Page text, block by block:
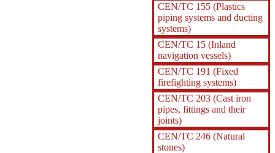
CEN/TC 155 (Plastics
piping systems and ducting
systems)
CEN/TC 15 (Inland
navigation vessels)
CEN/TC 191 (Fixed
firefighting systems)
CEN/TC 203 (Cast iron
pipes, fittings and their
joints)
CEN/TC 246 (Natural
stones)